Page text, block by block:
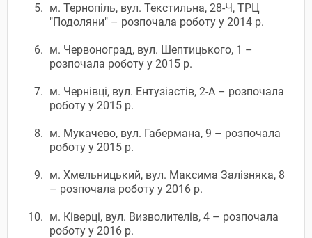
м. Тернопіль, вул. Текстильна, 28-Ч, ТРЦ
"Подоляни" – розпочала роботу у 2014 р.
м. Червоноград, вул. Шептицького, 1 –
розпочала роботу у 2015 р.
м. Чернівці, вул. Ентузіастів, 2-А – розпочала
роботу у 2015 р.
м. Мукачево, вул. Габермана, 9 – розпочала
роботу у 2015 р.
м. Хмельницький, вул. Максима Залізняка, 8
– розпочала роботу у 2016 р.
м. Ківерці, вул. Визволителів, 4 – розпочала
роботу у 2016 р.